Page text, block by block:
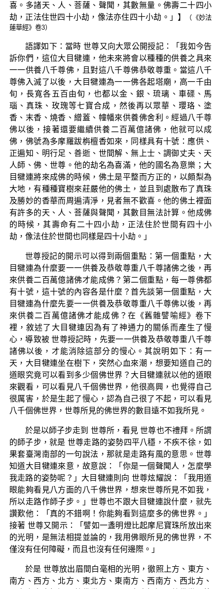
喜。多諸天、人、菩薩、聲聞，其數無量。佛壽二十四小
劫，正法住世四十小劫，像法亦住四十小劫。」】
（《妙法
蓮華經》卷3）
語譯如下：當時 世尊又向大眾公開授記：「我如今告
訴你們，這位大目犍連，他未來將會以種種的供養之具來
一一供養八千尊佛，且對這八千尊佛恭敬尊重。當這八千
尊佛入滅了以後，大目犍連為一一佛各起塔廟，高一千由
旬，長寬各五百由旬，也都以金、銀、琉璃、車磲、馬
瑙、真珠、玫瑰等七寶合成，然後再以眾華、瓔珞、塗
香、末香、燒香、繒蓋、幢幡來供養佛舍利。經過八千尊
佛以後，接著還要繼續供養二百萬億諸佛，他就可以成
佛，佛號為多摩羅跋栴檀香如來，同樣具有十號：應供、
正遍知、明行足、善逝、世間解、無上士、調御丈夫、天
人師、佛、世尊。他的劫名為喜滿，他的國名為意樂；大
目犍連將來成佛的時候，佛土是平整而方正的，以頗梨為
大地，有種種寶樹來莊嚴他的佛土，並且到處散布了真珠
及勝妙的香華而周遍清淨，見者無不歡喜。他的佛土裡面
有許多的天、人、菩薩與聲聞，其數目無法計算。他成佛
的時候，其壽命有二十四小劫，正法住於世間有四十小
劫，像法住於世間也同樣是四十小劫。」
世尊授記的開示可以得到兩個重點：第一個重點，大
目犍連為什麼要一一供養及恭敬尊重八千尊諸佛之後，再
來供養二百萬億諸佛才能成佛？第二個重點，每一尊佛都
有十號，這十號的內容各是什麼？首先談第一個重點，大
目犍連為什麼先要一一供養及恭敬尊重八千尊佛以後，再
來供養二百萬億諸佛才能成佛？在《舊雜譬喻經》卷下
裡，敘述了大目犍連因為有了神通力的關係而產生了慢
心，導致被 世尊授記時，先要一一供養及恭敬尊重八千尊
諸佛以後，才能消除這部分的慢心。其說明如下：有一
天，大目犍連坐在樹下，突然心血來潮，想要知道自己的
道眼究竟可以看到多少個佛世界？大目犍連就以他的道眼
來觀看，可以看見八千個佛世界，他很高興，也覺得自己
很厲害，於是生起了慢心，認為自己很了不起，可以看見
八千個佛世界，世尊所見的佛世界的數目遠不如我所見。
於是以師子步走到 世尊所，看見 世尊也不禮拜。所謂
的師子步，就是 世尊走路的姿勢四平八穩，不疾不徐，如
果套臺灣南部的一句說法，那就是走路有風的意思。世尊
知道大目犍連來意，故意說：「你是一個聲聞人，怎麼學
我走路的姿勢呢？」大目犍連則向 世尊炫耀說：「我用道
眼能夠看見八方面的八千佛世界，想來世尊所見不如我，
所以走路作師子步。」世尊也不跟大目犍連說什麼，就先
讚歎他：「真的不錯啊！你能夠看到這麼多的佛世界。」
接著 世尊又開示：「譬如一盞明燈比起摩尼寶珠所放出來
的光明，是無法相提並論的，我用佛眼所見的佛世界，不
僅沒有任何障礙，而且也沒有任何邊際。」
於是 世尊放出眉間白毫相的光明，徹照上方、東方、
南方、西方、北方、東北方、東南方、西南方、西北方、